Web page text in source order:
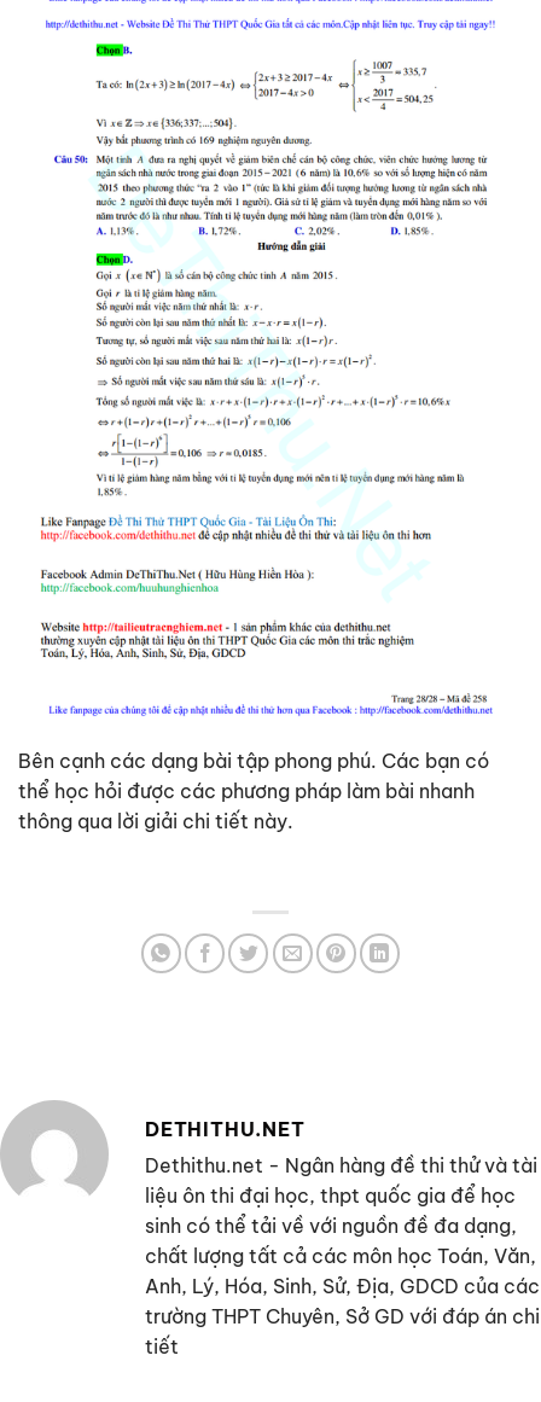
Bên cạnh các dạng bài tập phong phú. Các bạn có
thể học hỏi được các phương pháp làm bài nhanh
thông qua lời giải chi tiết này.
DETHITHU.NET
Dethithu.net - Ngân hàng đề thi thử và tài
liệu ôn thi đại học, thpt quốc gia để học
sinh có thể tải về với nguồn đề đa dạng,
chất lượng tất cả các môn học Toán, Văn,
Anh, Lý, Hóa, Sinh, Sử, Địa, GDCD của các
trường THPT Chuyên, Sở GD với đáp án chi
tiết